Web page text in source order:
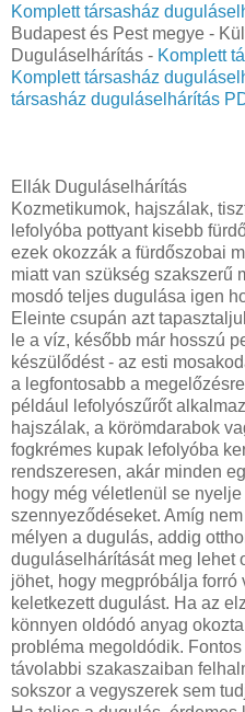
Komplett társasház
Budapest és Pest megye -
Duguláselhárítás - Komplett
Komplett társasház
társasház duguláselhárítás
Ellák Duguláselhárítás
Kozmetikumok, hajszálak,
lefolyóba pottyant kisebb
ezek okozzák a fürdőszobai
miatt van szükség szakszerű
mosdó teljes dugulása igen
Eleinte csupán azt
le a víz, később már hosszú
készülődést - az esti
a legfontosabb a
például lefolyószűrőt
hajszálak, a körömdarabok
fogkrémes kupak lefolyóba
rendszeresen, akár minden
hogy még véletlenül se
szennyeződéseket. Amíg
mélyen a dugulás, addig
duguláselhárítását meg lehet
jöhet, hogy megpróbálja
keletkezett dugulást. Ha az
könnyen oldódó anyag
probléma megoldódik.
távolabbi szakaszaiban
sokszor a vegyszerek sem